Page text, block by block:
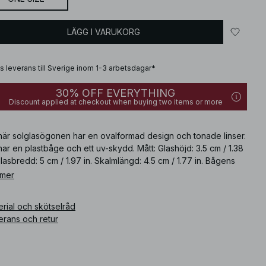
LÄGG I VARUKORG
leverans till Sverige inom 1-3 arbetsdagar*
30% OFF EVERYTHING
Discount applied at checkout when buying two items or more
solglasögonen har en ovalformad design och tonade linser.
en plastbåge och ett uv-skydd. Mått: Glashöjd: 3.5 cm / 1.38
5 cm / 1.97 in. Skalmlängd: 4.5 cm / 1.77 in. Bågens
14.5 cm / 5.71 in. Bryggans längd: 2 cm / 0.79 in.
och skötselråd
och retur